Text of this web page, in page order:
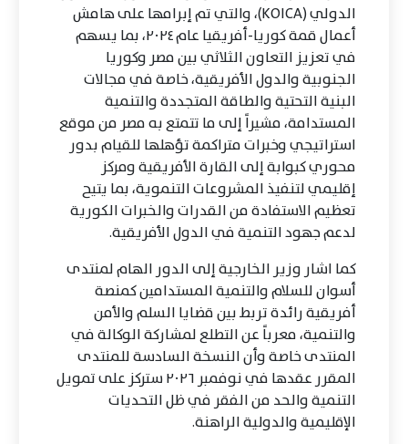
الدولي (KOICA)، والتي تم إبرامها على هامش
أعمال قمة كوريا-أفريقيا عام ٢٠٢٤، بما يسهم
في تعزيز التعاون الثلاثي بين مصر وكوريا
الجنوبية والدول الأفريقية، خاصة في مجالات
البنية التحتية والطاقة المتجددة والتنمية
المستدامة، مشيراً إلى ما تتمتع به مصر من موقع
استراتيجي وخبرات متراكمة تؤهلها للقيام بدور
محوري كبوابة إلى القارة الأفريقية ومركز
إقليمي لتنفيذ المشروعات التنموية، بما يتيح
تعظيم الاستفادة من القدرات والخبرات الكورية
لدعم جهود التنمية في الدول الأفريقية.
كما اشار وزير الخارجية إلى الدور الهام لمنتدى
أسوان للسلام والتنمية المستدامين كمنصة
أفريقية رائدة تربط بين قضايا السلم والأمن
والتنمية، معرباً عن التطلع لمشاركة الوكالة في
المنتدى خاصة وأن النسخة السادسة للمنتدى
المقرر عقدها في نوفمبر ٢٠٢٦ ستركز على تمويل
التنمية والحد من الفقر في ظل التحديات
الإقليمية والدولية الراهنة.